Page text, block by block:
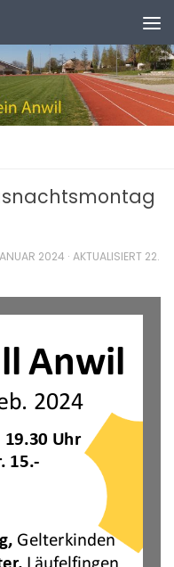
2024 · AKTUALISIERT 22.